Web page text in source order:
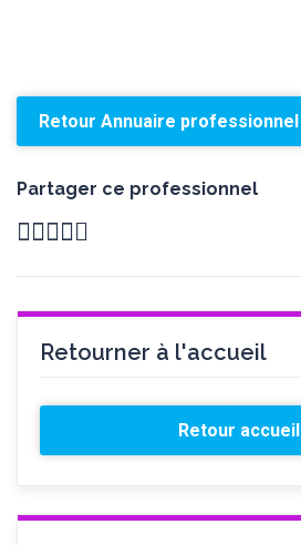
Retour Annuaire professionnel
Partager ce professionnel
Retourner à l'accueil
Retour accueil